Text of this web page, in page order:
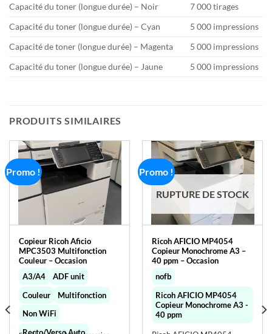
Capacité du toner (longue durée) – Noir
7 000 tirages
Capacité du toner (longue durée) – Cyan
5 000 impressions
Capacité de toner (longue durée) – Magenta
5 000 impressions
Capacité du toner (longue durée) – Jaune
5 000 impressions
PRODUITS SIMILAIRES
Promo !
Copieur Ricoh Aficio
MPC3503 Multifonction
Couleur – Occasion
A3/A4
ADF unit
Couleur
Multifonction
Non WiFi
Promo !
RUPTURE DE STOCK
Ricoh AFICIO MP4054
Copieur Monochrome A3 –
40 ppm – Occasion
nofb
Ricoh AFICIO MP4054
Copieur Monochrome A3 -
40 ppm